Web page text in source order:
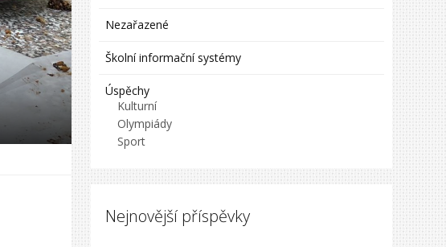
Nezařazené
Školní informační systémy
Úspěchy
Kulturní
Olympiády
Sport
Nejnovější příspěvky